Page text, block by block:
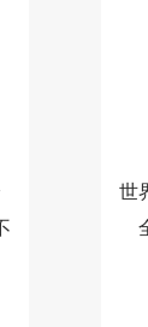
世